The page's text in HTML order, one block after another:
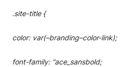
.site-title {
color: var(–branding–color-link);
font-family: “ace_sansbold;